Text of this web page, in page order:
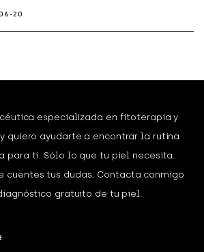
20
especializada en fitoterapia y
quiero ayudarte a encontrar la rutina
para ti. Sólo lo que tu piel necesita.
cuentes tus dudas. Contacta conmigo
gratuito de tu piel.